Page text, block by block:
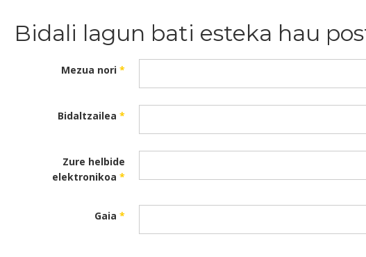
Bidali lagun bati esteka hau
Mezua nori *
Bidaltzailea *
Zure helbide
elektronikoa *
Gaia *